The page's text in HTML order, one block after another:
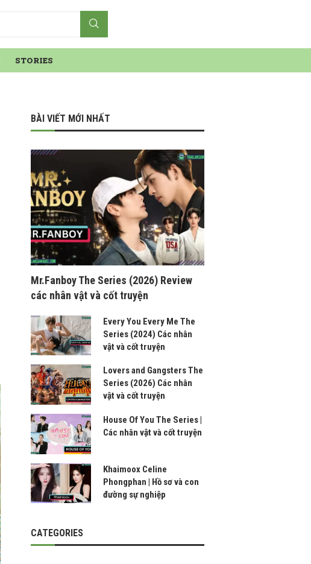
STORIES
BÀI VIẾT MỚI NHẤT
Mr.Fanboy The Series (2026) Review
các nhân vật và cốt truyện
Every You Every Me The
Series (2024) Các nhân
vật và cốt truyện
Lovers and Gangsters The
Series (2026) Các nhân
vật và cốt truyện
House Of You The Series |
Các nhân vật và cốt truyện
Khaimoox Celine
Phongphan | Hồ sơ và con
đường sự nghiệp
CATEGORIES